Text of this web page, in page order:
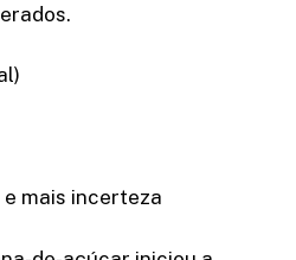
mais incerteza